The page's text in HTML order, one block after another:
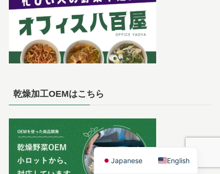
乾燥加工OEMはこちら
Japanese English